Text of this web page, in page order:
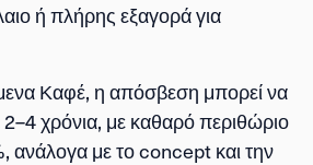
ή πλήρης εξαγορά για
Καφέ, η απόσβεση μπορεί να
2–4 χρόνια, με καθαρό περιθώριο
ανάλογα με το concept και την